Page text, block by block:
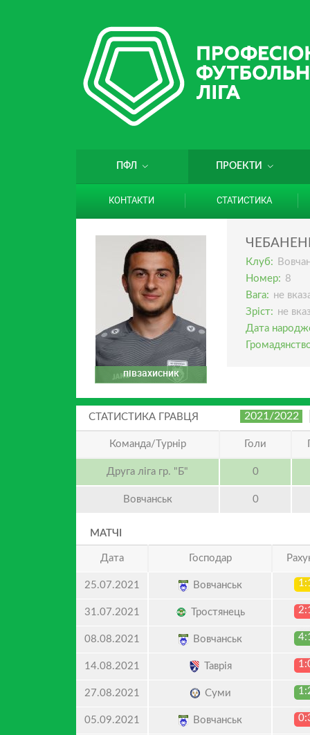
ПФЛ ПРОЕКТИ
КОНТАКТИ СТАТИСТИКА
півзахисник
Клуб:
Номер: 8
Вага: не
Зріст: не
Дата
СТАТИСТИКА ГРАВЦЯ 2021/2022
Команда/Турнір Голи
Друга ліга гр. "Б" 0
Вовчанськ 0
МАТЧІ
Дата Господар
25.07.2021 Вовчанськ
31.07.2021 Тростянець
08.08.2021 Вовчанськ
14.08.2021 Таврія
27.08.2021 Суми
05.09.2021 Вовчанськ